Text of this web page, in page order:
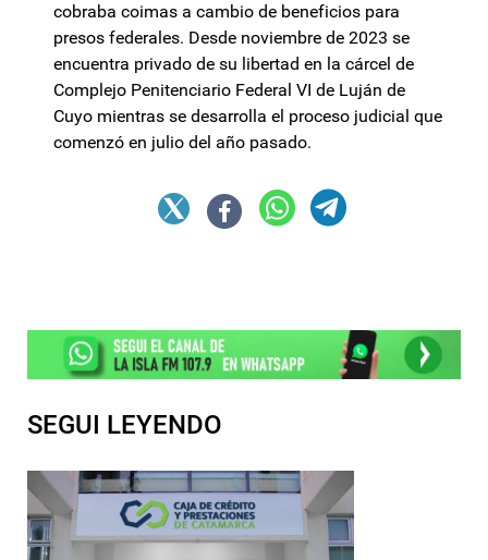
cobraba coimas a cambio de beneficios para
presos federales. Desde noviembre de 2023 se
encuentra privado de su libertad en la cárcel de
Complejo Penitenciario Federal VI de Luján de
Cuyo mientras se desarrolla el proceso judicial que
comenzó en julio del año pasado.
SEGUI LEYENDO